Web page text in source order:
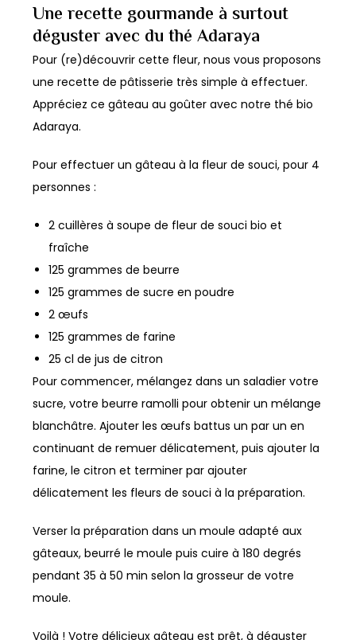
Une recette gourmande à surtout
déguster avec du thé Adaraya
Pour (re)découvrir cette fleur, nous vous proposons
une recette de pâtisserie très simple à effectuer.
Appréciez ce gâteau au goûter avec notre thé bio
Adaraya.
Pour effectuer un gâteau à la fleur de souci, pour 4
personnes :
2 cuillères à soupe de fleur de souci bio et
fraîche
125 grammes de beurre
125 grammes de sucre en poudre
2 œufs
125 grammes de farine
25 cl de jus de citron
Pour commencer, mélangez dans un saladier votre
sucre, votre beurre ramolli pour obtenir un mélange
blanchâtre. Ajouter les œufs battus un par un en
continuant de remuer délicatement, puis ajouter la
farine, le citron et terminer par ajouter
délicatement les fleurs de souci à la préparation.
Verser la préparation dans un moule adapté aux
gâteaux, beurré le moule puis cuire à 180 degrés
pendant 35 à 50 min selon la grosseur de votre
moule.
Voilà ! Votre délicieux gâteau est prêt, à déguster